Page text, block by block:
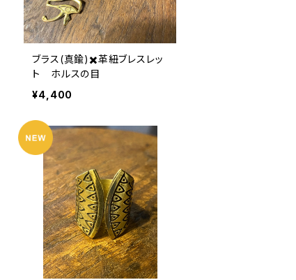
ブラス(真鍮)✖️革紐ブレスレッ
ト ホルスの目
¥4,400